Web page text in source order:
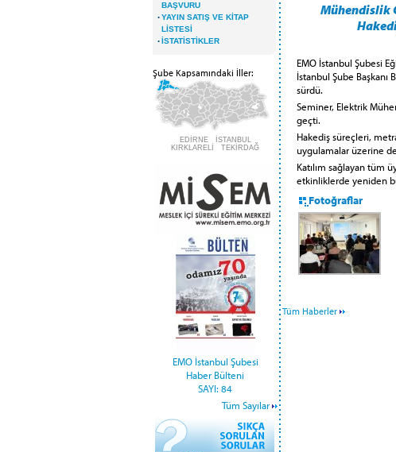
BAŞVURU
·YAYIN SATIŞ VE KİTAP
LİSTESİ
·İSTATİSTİKLER
Şube Kapsamındaki İller:
EDİRNE İSTANBUL
KIRKLARELİ TEKİRDAĞ
EMO İstanbul Şubesi
Haber Bülteni
SAYI: 84
Tüm Sayılar
Mühendislik
EMO İstanbul Şubesi
İstanbul Şube Başkanı
sürdü.
Seminer, Elektrik
geçti.
Hakediş süreçleri,
uygulamalar üzerine
Katılım sağlayan tüm
etkinliklerde yeniden
Fotoğraflar
Tüm Haberler